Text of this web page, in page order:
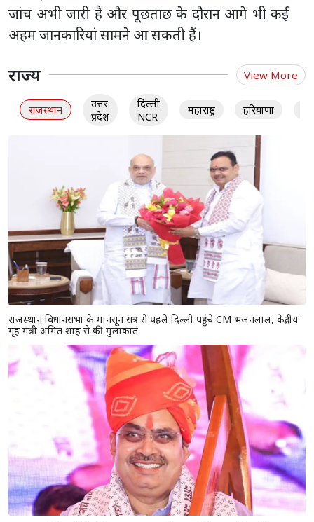
जांच अभी जारी है और पूछताछ के दौरान आगे भी कई
अहम जानकारियां सामने आ सकती हैं।
राज्य View More
राजस्थान
उत्तर
प्रदेश
दिल्ली
NCR
महाराष्ट्र हरियाणा
राजस्थान विधानसभा के मानसून सत्र से पहले दिल्ली पहुंचे CM भजनलाल, केंद्रीय
गृह मंत्री अमित शाह से की मुलाकात